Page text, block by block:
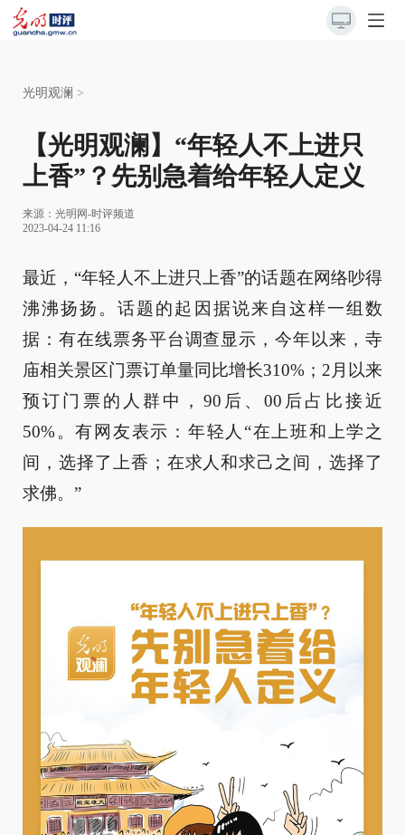
光明观澜 >
【光明观澜】“年轻人不上进只
上香”？先别急着给年轻人定义
来源： 光明网-时评频道
2023-04-24 11:16
最近，“年轻人不上进只上香”的话题在网络吵得
沸沸扬扬。话题的起因据说来自这样一组数
据：有在线票务平台调查显示，今年以来，寺
庙相关景区门票订单量同比增长310%；2月以来
预订门票的人群中，90后、00后占比接近
50%。有网友表示：年轻人“在上班和上学之
间，选择了上香；在求人和求己之间，选择了
求佛。”